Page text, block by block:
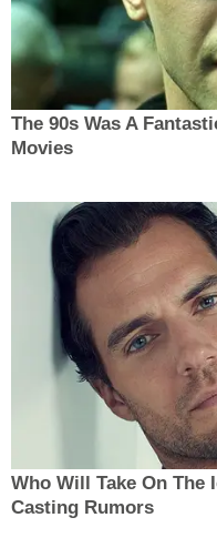
The 90s Was A
Movies
Who Will Take On The
Casting Rumors